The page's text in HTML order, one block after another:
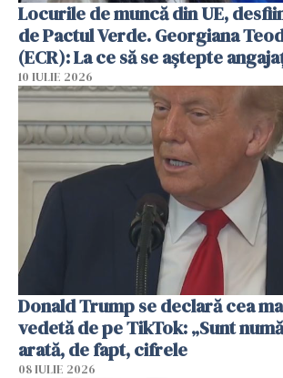
Locurile de muncă din UE,
de Pactul Verde. Georgiana
(ECR): La ce să se aștepte
10 IULIE 2026
Donald Trump se declară cea
vedetă de pe TikTok: „Sunt
arată, de fapt, cifrele
08 IULIE 2026